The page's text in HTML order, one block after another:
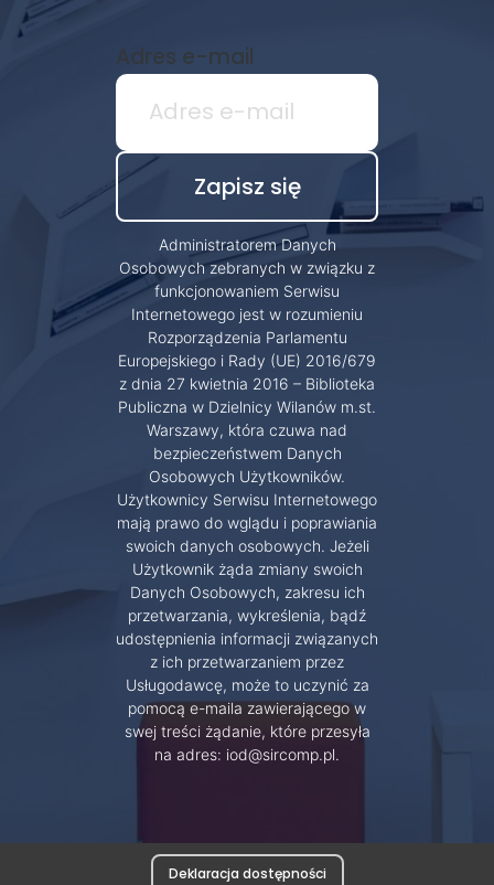
Adres e-mail
Administratorem Danych
Osobowych zebranych w związku z
funkcjonowaniem Serwisu
Internetowego jest w rozumieniu
Rozporządzenia Parlamentu
Europejskiego i Rady (UE) 2016/679
z dnia 27 kwietnia 2016 – Biblioteka
Publiczna w Dzielnicy Wilanów m.st.
Warszawy, która czuwa nad
bezpieczeństwem Danych
Osobowych Użytkowników.
Użytkownicy Serwisu Internetowego
mają prawo do wglądu i poprawiania
swoich danych osobowych. Jeżeli
Użytkownik żąda zmiany swoich
Danych Osobowych, zakresu ich
przetwarzania, wykreślenia, bądź
udostępnienia informacji związanych
z ich przetwarzaniem przez
Usługodawcę, może to uczynić za
pomocą e-maila zawierającego w
swej treści żądanie, które przesyła
na adres: iod@sircomp.pl.
Deklaracja dostępności